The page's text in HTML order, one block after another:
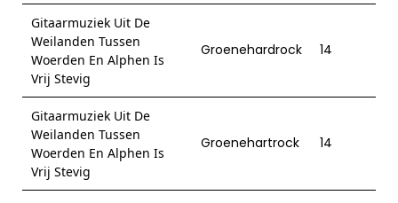
Gitaarmuziek Uit De
Weilanden Tussen
Woerden En Alphen Is
Vrij Stevig
Groenehardrock 14
Gitaarmuziek Uit De
Weilanden Tussen
Woerden En Alphen Is
Vrij Stevig
Groenehartrock 14